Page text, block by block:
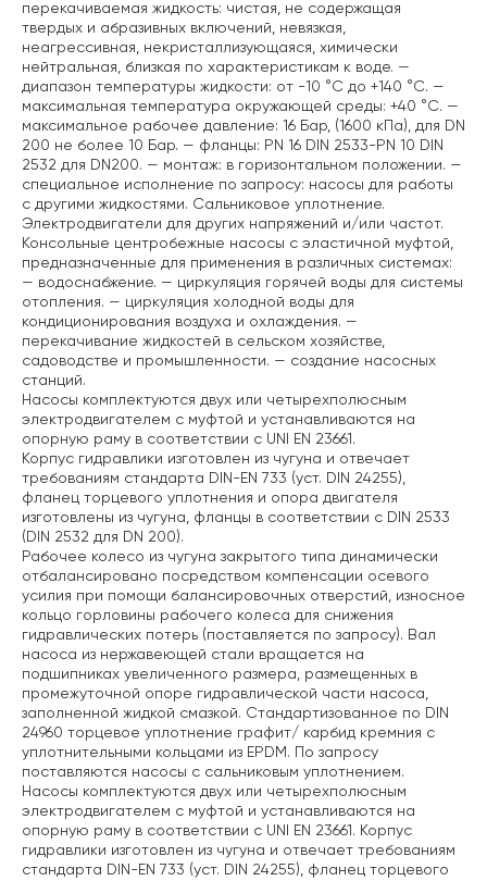
перекачиваемая жидкость: чистая, не содержащая
твердых и абразивных включений, невязкая,
неагрессивная, некристаллизующаяся, химически
нейтральная, близкая по характеристикам к воде. —
диапазон температуры жидкости: от -10 °C до +140 °C. —
максимальная температура окружающей среды: +40 °C. —
максимальное рабочее давление: 16 Бар, (1600 кПа), для DN
200 не более 10 Бар. — фланцы: PN 16 DIN 2533-PN 10 DIN
2532 для DN200. — монтаж: в горизонтальном положении. —
специальное исполнение по запросу: насосы для работы
с другими жидкостями. Сальниковое уплотнение.
Электродвигатели для других напряжений и/или частот.
Консольные центробежные насосы с эластичной муфтой,
предназначенные для применения в различных системах:
— водоснабжение. — циркуляция горячей воды для системы
отопления. — циркуляция холодной воды для
кондиционирования воздуха и охлаждения. —
перекачивание жидкостей в сельском хозяйстве,
садоводстве и промышленности. — создание насосных
станций.
Насосы комплектуются двух или четырехполюсным
электродвигателем с муфтой и устанавливаются на
опорную раму в соответствии с UNI EN 23661.
Корпус гидравлики изготовлен из чугуна и отвечает
требованиям стандарта DIN-EN 733 (уст. DIN 24255),
фланец торцевого уплотнения и опора двигателя
изготовлены из чугуна, фланцы в соответствии с DIN 2533
(DIN 2532 для DN 200).
Рабочее колесо из чугуна закрытого типа динамически
отбалансировано посредством компенсации осевого
усилия при помощи балансировочных отверстий, износное
кольцо горловины рабочего колеса для снижения
гидравлических потерь (поставляется по запросу). Вал
насоса из нержавеющей стали вращается на
подшипниках увеличенного размера, размещенных в
промежуточной опоре гидравлической части насоса,
заполненной жидкой смазкой. Стандартизованное по DIN
24960 торцевое уплотнение графит/ карбид кремния с
уплотнительными кольцами из EPDM. По запросу
поставляются насосы с сальниковым уплотнением.
Насосы комплектуются двух или четырехполюсным
электродвигателем с муфтой и устанавливаются на
опорную раму в соответствии с UNI EN 23661. Корпус
гидравлики изготовлен из чугуна и отвечает требованиям
стандарта DIN-EN 733 (уст. DIN 24255), фланец торцевого